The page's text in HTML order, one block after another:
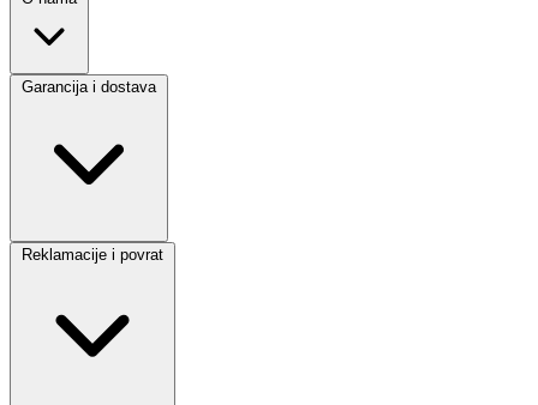
Garancija i dostava
Reklamacije i povrat